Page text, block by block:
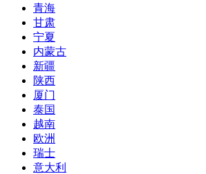
青海
甘肃
宁夏
内蒙古
新疆
陕西
厦门
泰国
越南
欧洲
瑞士
意大利